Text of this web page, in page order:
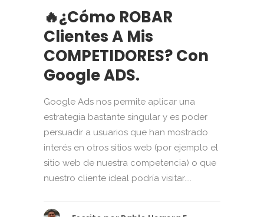
🔥¿Cómo ROBAR
Clientes A Mis
COMPETIDORES? Con
Google ADS.
Google Ads nos permite aplicar una
estrategia bastante singular y es poder
persuadir a usuarios que han mostrado
interés en otros sitios web (por ejemplo el
sitio web de nuestra competencia) o que
nuestro cliente ideal podría visitar....